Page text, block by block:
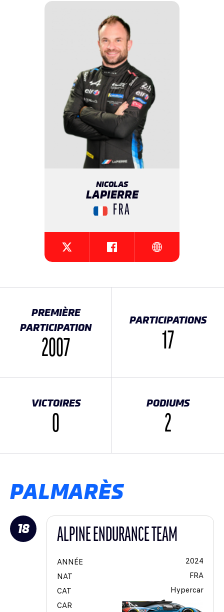
NICOLAS
LAPIERRE
FRA
{{SEESOCIALNETWORK}}
{{SEESOCIALNETWORK}}
PREMIÈRE
PARTICIPATION
2007
PARTICIPATIONS
17
VICTOIRES
0
PODIUMS
2
PALMARÈS
18 ALPINE ENDURANCE TEAM
ANNÉE
2024
NAT
FRA
CAT
Hypercar
CAR